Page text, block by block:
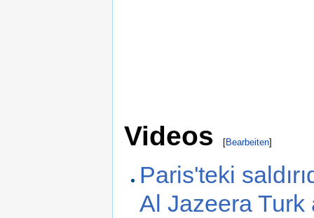
Videos [Bearbeiten]
Paris'teki
Al Jazeera Turk